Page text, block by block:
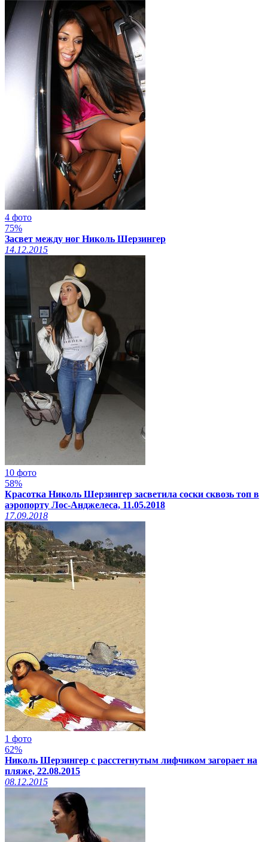
4 фото
75%
Засвет между ног Николь Шерзингер
14.12.2015
10 фото
58%
Красотка Николь Шерзингер засветила соски сквозь топ в
аэропорту Лос-Анджелеса, 11.05.2018
17.09.2018
1 фото
62%
Николь Шерзингер с расстегнутым лифчиком загорает на
пляже, 22.08.2015
08.12.2015